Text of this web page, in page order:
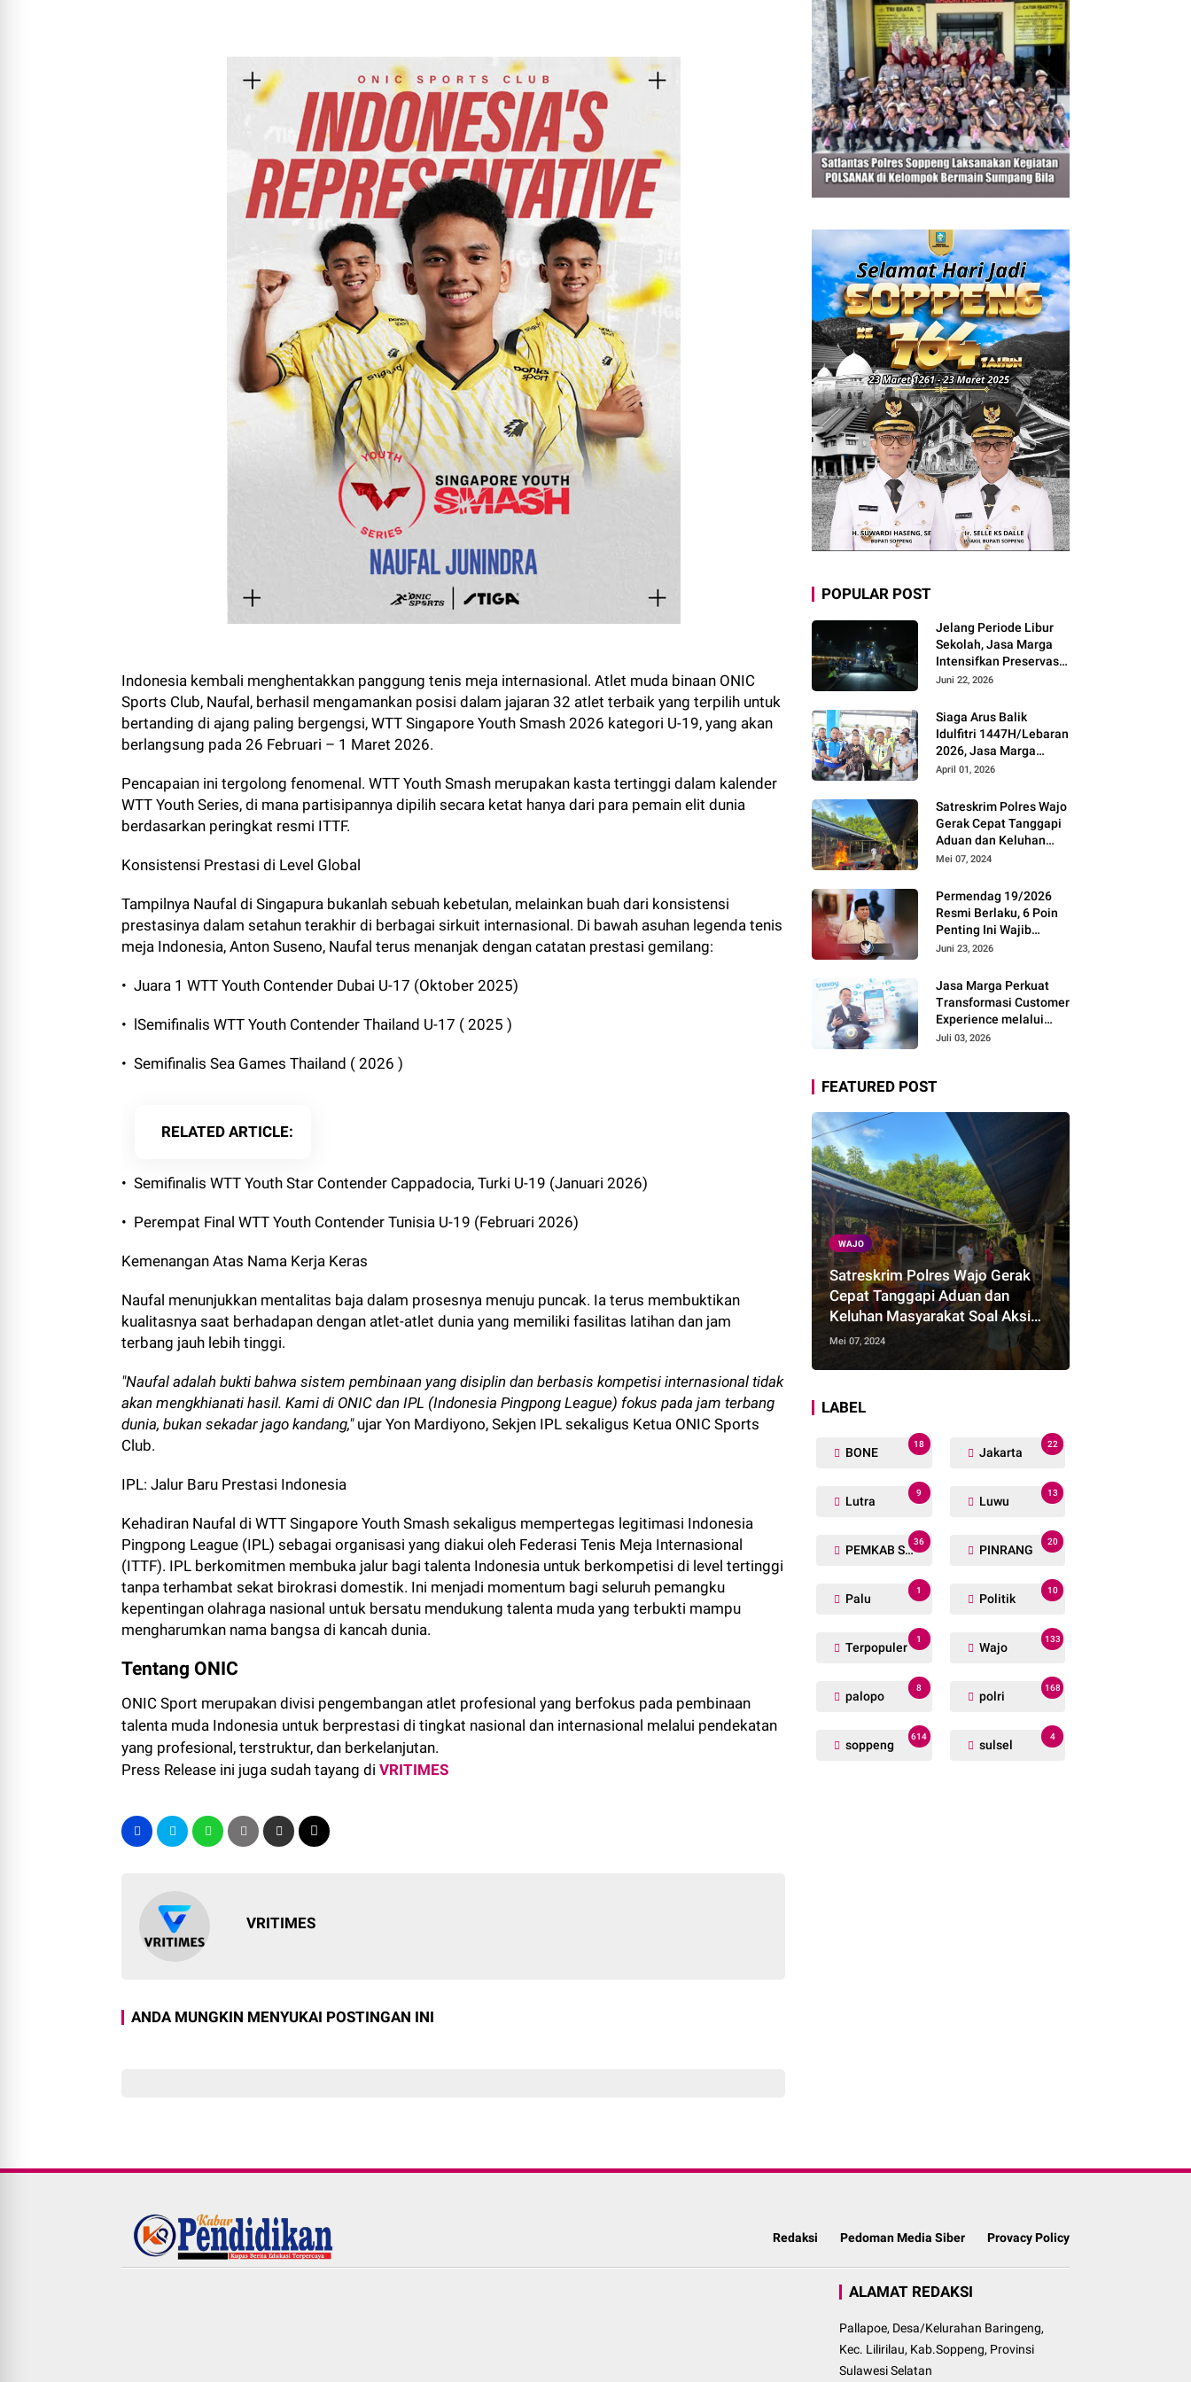
Indonesia kembali menghentakkan panggung tenis meja internasional. Atlet muda binaan ONIC
Sports Club, Naufal, berhasil mengamankan posisi dalam jajaran 32 atlet terbaik yang terpilih untuk
bertanding di ajang paling bergengsi, WTT Singapore Youth Smash 2026 kategori U-19, yang akan
berlangsung pada 26 Februari – 1 Maret 2026.
Pencapaian ini tergolong fenomenal. WTT Youth Smash merupakan kasta tertinggi dalam kalender
WTT Youth Series, di mana partisipannya dipilih secara ketat hanya dari para pemain elit dunia
berdasarkan peringkat resmi ITTF.
Konsistensi Prestasi di Level Global
Tampilnya Naufal di Singapura bukanlah sebuah kebetulan, melainkan buah dari konsistensi
prestasinya dalam setahun terakhir di berbagai sirkuit internasional. Di bawah asuhan legenda tenis
meja Indonesia, Anton Suseno, Naufal terus menanjak dengan catatan prestasi gemilang:
•⁠ ⁠Juara 1 WTT Youth Contender Dubai U-17 (Oktober 2025)
•⁠ ⁠lSemifinalis WTT Youth Contender Thailand U-17 ( 2025 )
•⁠ ⁠Semifinalis Sea Games Thailand ( 2026 )
RELATED ARTICLE
•⁠ ⁠Semifinalis WTT Youth Star Contender Cappadocia, Turki U-19 (Januari 2026)
•⁠ ⁠Perempat Final WTT Youth Contender Tunisia U-19 (Februari 2026)
Kemenangan Atas Nama Kerja Keras
Naufal menunjukkan mentalitas baja dalam prosesnya menuju puncak. Ia terus membuktikan
kualitasnya saat berhadapan dengan atlet-atlet dunia yang memiliki fasilitas latihan dan jam
terbang jauh lebih tinggi.
"Naufal adalah bukti bahwa sistem pembinaan yang disiplin dan berbasis kompetisi internasional tidak
akan mengkhianati hasil. Kami di ONIC dan IPL (Indonesia Pingpong League) fokus pada jam terbang
dunia, bukan sekadar jago kandang,"ujar Yon Mardiyono, Sekjen IPL sekaligus Ketua ONIC Sports
Club.
IPL: Jalur Baru Prestasi Indonesia
Kehadiran Naufal di WTT Singapore Youth Smash sekaligus mempertegas legitimasi Indonesia
Pingpong League (IPL) sebagai organisasi yang diakui oleh Federasi Tenis Meja Internasional
(ITTF). IPL berkomitmen membuka jalur bagi talenta Indonesia untuk berkompetisi di level tertinggi
tanpa terhambat sekat birokrasi domestik. Ini menjadi momentum bagi seluruh pemangku
kepentingan olahraga nasional untuk bersatu mendukung talenta muda yang terbukti mampu
mengharumkan nama bangsa di kancah dunia.
Tentang ONIC
ONIC Sport merupakan divisi pengembangan atlet profesional yang berfokus pada pembinaan
talenta muda Indonesia untuk berprestasi di tingkat nasional dan internasional melalui pendekatan
yang profesional, terstruktur, dan berkelanjutan.
Press Release ini juga sudah tayang di VRITIMES
VRITIMES
ANDA MUNGKIN MENYUKAI POSTINGAN INI
POPULAR POST
Jelang Periode Libur
Sekolah, Jasa Marga
Intensifkan Preservasi
Rutin Jalan Tol untuk
Keamanan dan
Kenyamanan
Perjalanan
Juni 22, 2026
Siaga Arus Balik
Idulfitri 1447H/Lebaran
2026, Jasa Marga
Pastikan Kesiapan
Pemudik Gunakan Rest
Area Alternatif
April 01, 2026
Satreskrim Polres Wajo
Gerak Cepat Tanggapi
Aduan dan Keluhan
Masyarakat Soal Aksi
Mei 07, 2024
Permendag 19/2026
Resmi Berlaku, 6 Poin
Penting Ini Wajib
Diketahui Pengusaha
Juni 23, 2026
Jasa Marga Perkuat
Transformasi Customer
Experience melalui
Expert Sharing Session
Juli 03, 2026
FEATURED POST
WAJO
Satreskrim Polres Wajo Gerak
Cepat Tanggapi Aduan dan
Keluhan Masyarakat Soal Aksi
Perjudian
Mei 07, 2024
LABEL
BONE
18
Jakarta
22
Lutra
9
Luwu
13
PEMKAB SOPPENG
36
PINRANG
20
Palu
1
Politik
10
Terpopuler
1
Wajo
133
palopo
8
polri
168
soppeng
614
sulsel
4
Redaksi Pedoman Media Siber Provacy Policy
ALAMAT REDAKSI
Pallapoe, Desa/Kelurahan Baringeng,
Kec. Lilirilau, Kab.Soppeng, Provinsi
Sulawesi Selatan